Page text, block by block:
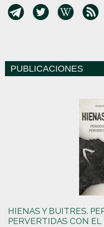
PUBLICACIONES
HIENAS Y BUITRES.
PERVERTIDAS CON EL